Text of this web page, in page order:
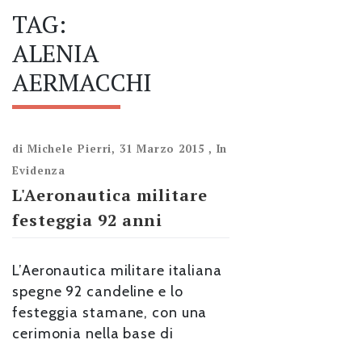
TAG:
ALENIA
AERMACCHI
di Michele Pierri, 31 Marzo 2015 , In
Evidenza
L'Aeronautica militare
festeggia 92 anni
L’Aeronautica militare italiana
spegne 92 candeline e lo
festeggia stamane, con una
cerimonia nella base di